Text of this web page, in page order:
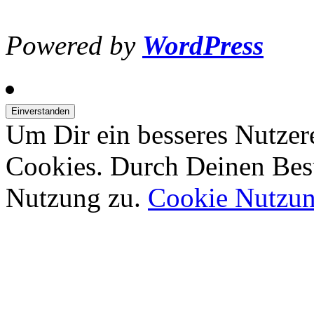
Powered by WordPress
Um Dir ein besseres
Cookies. Durch Deinen
Nutzung zu. Cookie